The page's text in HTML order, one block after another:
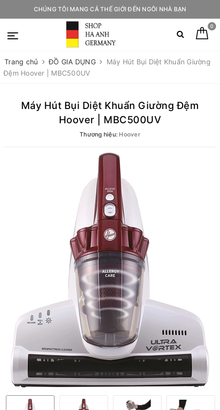
CHÚNG TÔI MANG CẢ THẾ GIỚI ĐẾN NGÔI NHÀ BẠN
0
Trang chủ ĐỒ GIA DỤNG
Máy Hút Bụi Diệt Khuẩn Giường
Đệm Hoover | MBC500UV
Máy Hút Bụi Diệt Khuẩn Giường Đệm
Hoover | MBC500UV
Thương hiệu: Hoover